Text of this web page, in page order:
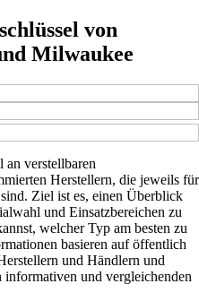
von
Milwaukee
verstellbaren
Herstellern, die jeweils für
Ziel ist es, einen Überblick
und Einsatzbereichen zu
welcher Typ am besten zu
basieren auf öffentlich
und Händlern und
informativen und vergleichenden